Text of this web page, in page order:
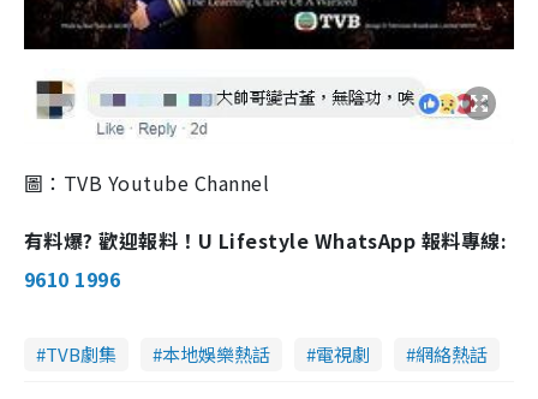
圖：TVB Youtube Channel
有料爆? 歡迎報料！U Lifestyle WhatsApp 報料專線:
9610 1996
TVB劇集 本地娛樂熱話 電視劇 網絡熱話